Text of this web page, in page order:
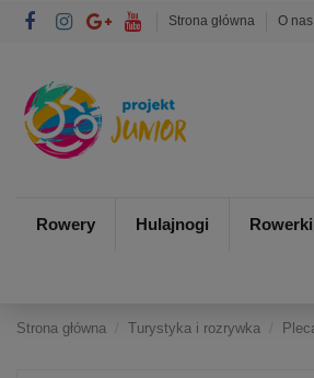
Strona główna O nas
Rowery Hulajnogi
Strona główna Turystyka i rozrywka